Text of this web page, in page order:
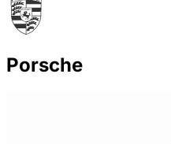
Porsche